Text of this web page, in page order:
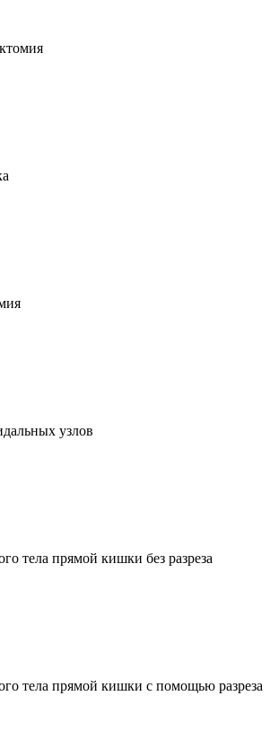
узлов
тела прямой кишки без разреза
тела прямой кишки с помощью разреза